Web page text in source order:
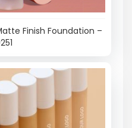
Finish Foundation –